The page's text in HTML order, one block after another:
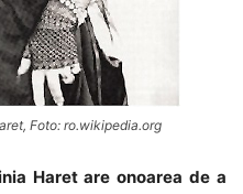
Foto: ro.wikipedia.org
Haret are onoarea de a